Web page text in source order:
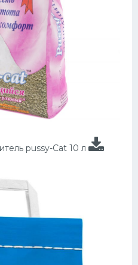
pussy-Cat 10 л